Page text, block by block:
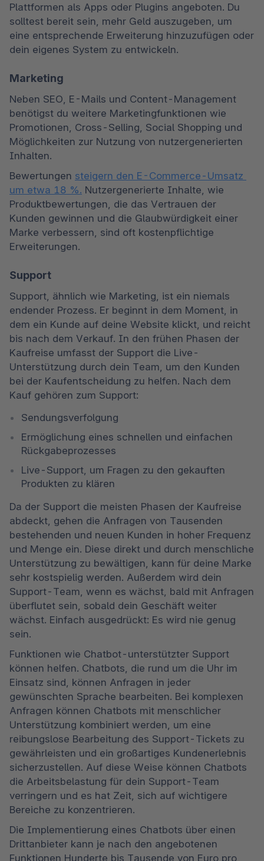
Plattformen als Apps oder Plugins angeboten. Du
solltest bereit sein, mehr Geld auszugeben, um
eine entsprechende Erweiterung hinzuzufügen oder
dein eigenes System zu entwickeln.
Marketing
Neben SEO, E-Mails und Content-Management
benötigst du weitere Marketingfunktionen wie
Promotionen, Cross-Selling, Social Shopping und
Möglichkeiten zur Nutzung von nutzergenerierten
Inhalten.
Bewertungen steigern den E-Commerce-Umsatz
um etwa 18 %. Nutzergenerierte Inhalte, wie
Produktbewertungen, die das Vertrauen der
Kunden gewinnen und die Glaubwürdigkeit einer
Marke verbessern, sind oft kostenpflichtige
Erweiterungen.
Support
Support, ähnlich wie Marketing, ist ein niemals
endender Prozess. Er beginnt in dem Moment, in
dem ein Kunde auf deine Website klickt, und reicht
bis nach dem Verkauf. In den frühen Phasen der
Kaufreise umfasst der Support die Live-
Unterstützung durch dein Team, um den Kunden
bei der Kaufentscheidung zu helfen. Nach dem
Kauf gehören zum Support:
Sendungsverfolgung
Ermöglichung eines schnellen und einfachen
Rückgabeprozesses
Live-Support, um Fragen zu den gekauften
Produkten zu klären
Da der Support die meisten Phasen der Kaufreise
abdeckt, gehen die Anfragen von Tausenden
bestehenden und neuen Kunden in hoher Frequenz
und Menge ein. Diese direkt und durch menschliche
Unterstützung zu bewältigen, kann für deine Marke
sehr kostspielig werden. Außerdem wird dein
Support-Team, wenn es wächst, bald mit Anfragen
überflutet sein, sobald dein Geschäft weiter
wächst. Einfach ausgedrückt: Es wird nie genug
sein.
Funktionen wie Chatbot-unterstützter Support
können helfen. Chatbots, die rund um die Uhr im
Einsatz sind, können Anfragen in jeder
gewünschten Sprache bearbeiten. Bei komplexen
Anfragen können Chatbots mit menschlicher
Unterstützung kombiniert werden, um eine
reibungslose Bearbeitung des Support-Tickets zu
gewährleisten und ein großartiges Kundenerlebnis
sicherzustellen. Auf diese Weise können Chatbots
die Arbeitsbelastung für dein Support-Team
verringern und es hat Zeit, sich auf wichtigere
Bereiche zu konzentrieren.
Die Implementierung eines Chatbots über einen
Drittanbieter kann je nach den angebotenen
Funktionen Hunderte bis Tausende von Euro pro